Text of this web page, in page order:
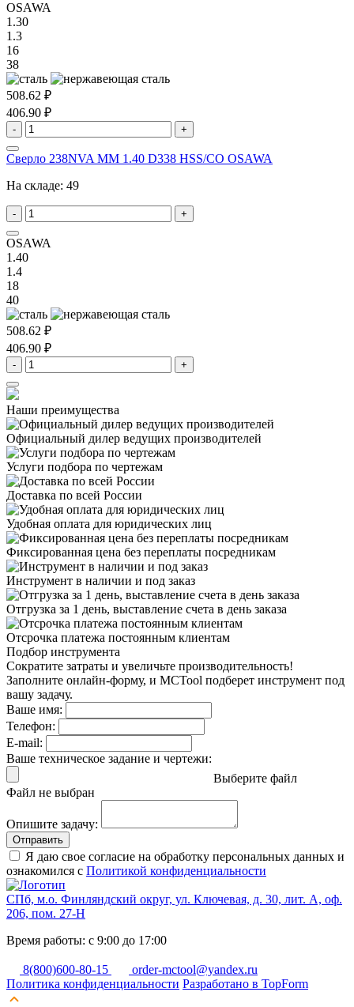
OSAWA
1.30
1.3
16
38
508.62 ₽
406.90 ₽
- +
Сверло 238NVA MM 1.40 D338 HSS/CO OSAWA
На складе: 49
- +
OSAWA
1.40
1.4
18
40
508.62 ₽
406.90 ₽
- +
Наши преимущества
Официальный дилер ведущих производителей
Услуги подбора по чертежам
Доставка по всей России
Удобная оплата для юридических лиц
Фиксированная цена без переплаты посредникам
Инструмент в наличии и под заказ
Отгрузка за 1 день, выставление счета в день заказа
Отсрочка платежа постоянным клиентам
Подбор инструмента
Сократите затраты и увеличьте производительность!
Заполните онлайн-форму, и MCTool подберет инструмент под
вашу задачу.
Ваше имя:
Телефон:
E-mail:
Ваше техническое задание и чертежи:
Выберите файл
Файл не выбран
Опишите задачу:
Отправить
Я даю свое согласие на обработку персональных данных и
ознакомился с Политикой конфиденциальности
СПб, м.о. Финляндский округ, ул. Ключевая, д. 30, лит. А, оф.
206, пом. 27-Н
Время работы: с 9:00 до 17:00
8(800)600-80-15
order-mctool@yandex.ru
Политика конфиденциальности Разработано в TopForm